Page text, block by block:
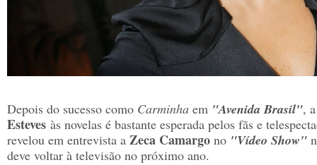
Depois do sucesso como Carminha em "Avenida Brasil",
Esteves às novelas é bastante esperada pelos fãs e
revelou em entrevista a Zeca Camargo no "Vídeo Show"
deve voltar à televisão no próximo ano.